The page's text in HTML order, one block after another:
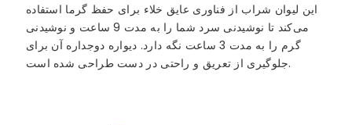
این لیوان شراب از فناوری عایق خلاء برای حفظ گرما استفاده
می‌کند تا نوشیدنی سرد شما را به مدت 9 ساعت و نوشیدنی
گرم را به مدت 3 ساعت نگه دارد. دیواره دوجداره آن برای
جلوگیری از تعریق و راحتی در دست طراحی شده است.